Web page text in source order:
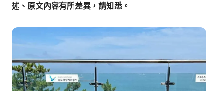
述、原文內容有所差異，請知悉。